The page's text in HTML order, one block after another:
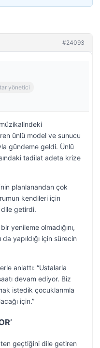
#24093
yönetici
ünlü model ve sunucu
gündeme geldi. Ünlü
tadilat adeta krize
planlanandan çok
kendileri için
getirdi.
yenileme olmadığını,
yapıldığı için sürecin
anlattı: “Ustalarla
devam ediyor. Biz
istedik çocuklarımla
için.”
geçtiğini dile getiren